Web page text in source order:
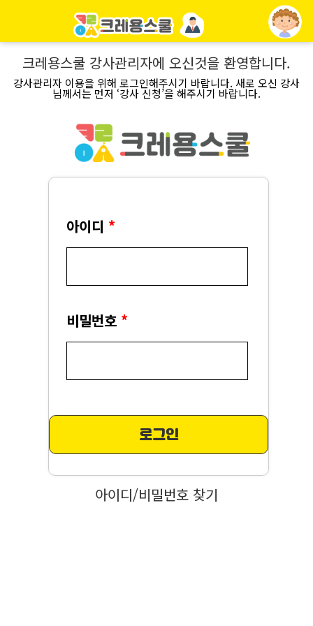
크레용스쿨 강사관리자에 오신것을 환영합니다.
강사관리자 이용을 위해 로그인해주시기 바랍니다. 새로 오신 강사
님께서는 먼저 ‘강사 신청’을 해주시기 바랍니다.
아이디 *
비밀번호 *
로그인
아이디/비밀번호 찾기